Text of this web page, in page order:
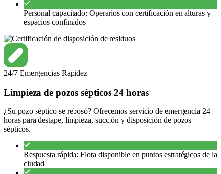
Personal capacitado: Operarios con certificación en alturas y
espacios confinados
24/7 Emergencias Rapidez
Limpieza de pozos sépticos 24 horas
¿Su pozo séptico se rebosó? Ofrecemos servicio de emergencia 24
horas para destape, limpieza, succión y disposición de pozos
sépticos.
Respuesta rápida: Flota disponible en puntos estratégicos de la
ciudad